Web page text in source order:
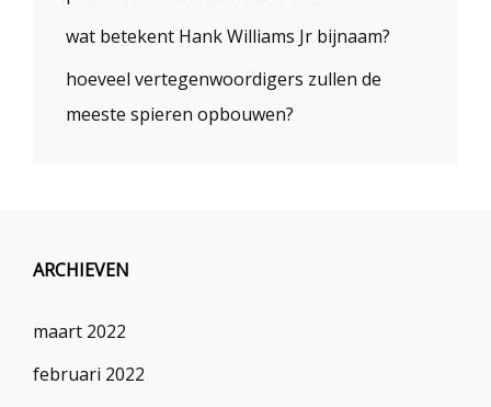
wat betekent Hank Williams Jr bijnaam?
hoeveel vertegenwoordigers zullen de
meeste spieren opbouwen?
ARCHIEVEN
maart 2022
februari 2022